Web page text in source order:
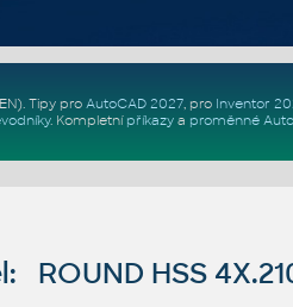
. Tipy pro AutoCAD 2027, pro Inventor
. Kompletní příkazya proměnné
ROUND HSS